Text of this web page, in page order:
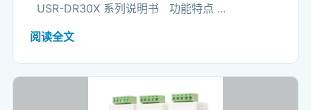
USR-DR30X 系列说明书 功能特点 ...
阅读全文